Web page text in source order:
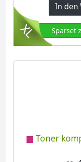
In den
Sparset
Toner